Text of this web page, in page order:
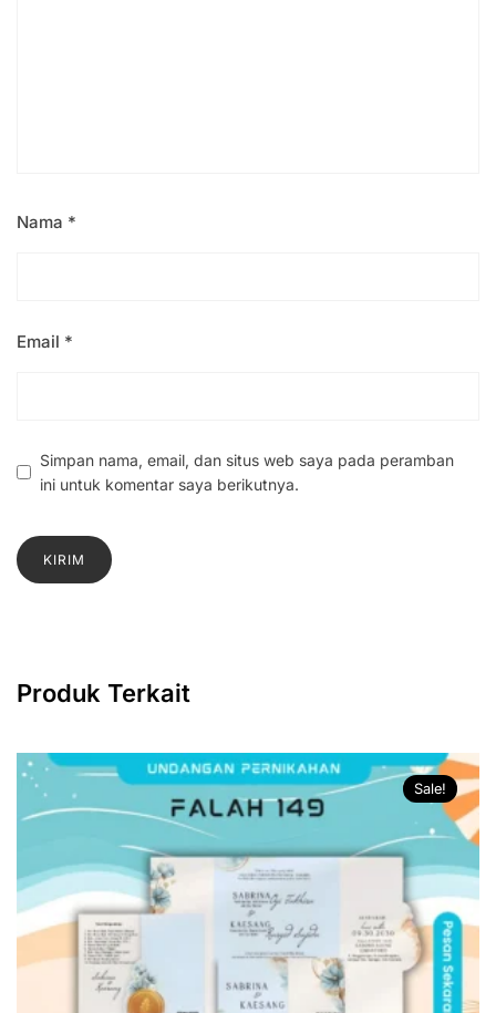
Nama *
Email *
Simpan nama, email, dan situs web saya pada peramban
ini untuk komentar saya berikutnya.
Produk Terkait
Sale!